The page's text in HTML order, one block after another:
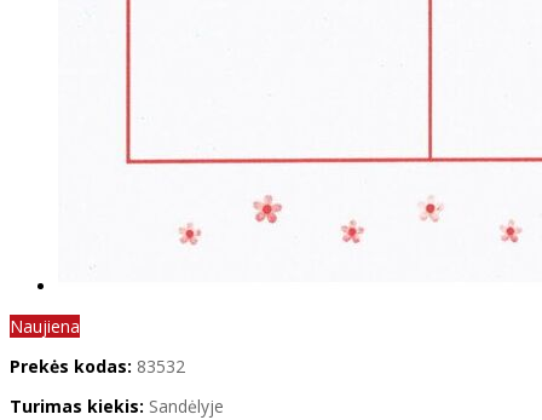
Naujiena
Prekės kodas: 83532
Turimas kiekis: Sandėlyje